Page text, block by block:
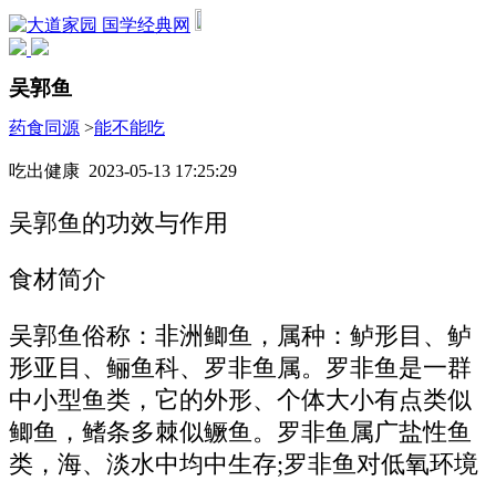
国学经典网
吴郭鱼
药食同源 >能不能吃
吃出健康 2023-05-13 17:25:29
吴郭鱼的功效与作用
食材简介
吴郭鱼俗称：非洲鲫鱼，属种：鲈形目、鲈
形亚目、鲡鱼科、罗非鱼属。罗非鱼是一群
中小型鱼类，它的外形、个体大小有点类似
鲫鱼，鳍条多棘似鳜鱼。罗非鱼属广盐性鱼
类，海、淡水中均中生存;罗非鱼对低氧环境